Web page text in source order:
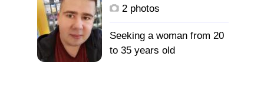
2 photos
Seeking a woman from 20
to 35 years old